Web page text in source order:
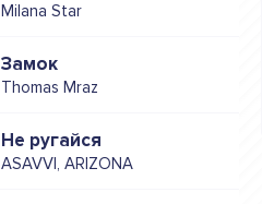
Milana Star
Замок
Thomas Mraz
Не ругайся
ASAVVI, ARIZONA